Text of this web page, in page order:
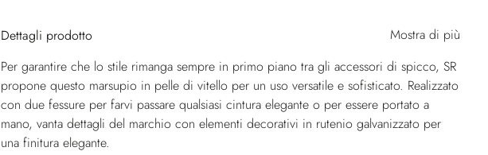
Dettagli prodotto
Mostra di più
Per garantire che lo stile rimanga sempre in primo piano tra gli accessori di spicco, SR
propone questo marsupio in pelle di vitello per un uso versatile e sofisticato. Realizzato
con due fessure per farvi passare qualsiasi cintura elegante o per essere portato a
mano, vanta dettagli del marchio con elementi decorativi in rutenio galvanizzato per
una finitura elegante.